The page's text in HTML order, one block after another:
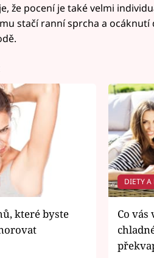
že pocení je také velmi
stačí ranní sprcha a ocáknutí
které byste
DIETY
Co